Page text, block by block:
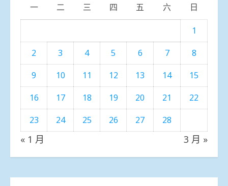
一 二 三 四 五 六 日
1
2
3 4 5 6 7
8
9
10 11 12 13 14
15
16
17 18 19 20 21
22
23
24 25 26 27 28
« 1 月 3 月 »